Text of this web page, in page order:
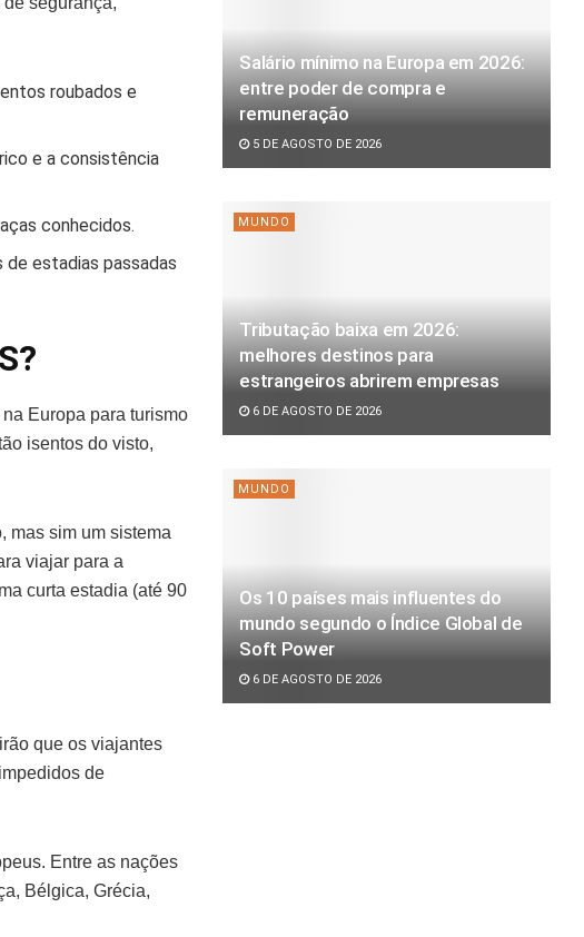
roubados e
e a consistência
conhecidos.
estadias passadas
Europa para turismo
isentos do visto,
mas sim um sistema
viajar para a
curta estadia (até 90
que os viajantes
de
Entre as nações
Bélgica, Grécia,
Salário mínimo na Europa em 2026:
entre poder de compra e
remuneração
5 DE AGOSTO DE 2026
MUNDO
Tributação baixa em 2026:
melhores destinos para
estrangeiros abrirem empresas
6 DE AGOSTO DE 2026
MUNDO
Os 10 países mais influentes do
mundo segundo o Índice Global de
Soft Power
6 DE AGOSTO DE 2026